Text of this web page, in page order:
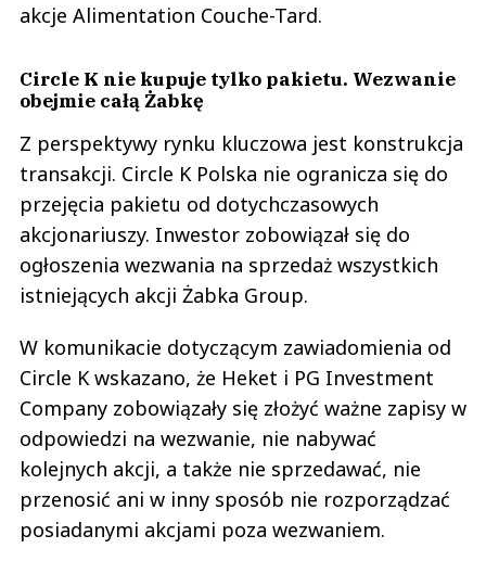
akcje Alimentation Couche-Tard.
Circle K nie kupuje tylko pakietu. Wezwanie
obejmie całą Żabkę
Z perspektywy rynku kluczowa jest konstrukcja
transakcji. Circle K Polska nie ogranicza się do
przejęcia pakietu od dotychczasowych
akcjonariuszy. Inwestor zobowiązał się do
ogłoszenia wezwania na sprzedaż wszystkich
istniejących akcji Żabka Group.
W komunikacie dotyczącym zawiadomienia od
Circle K wskazano, że Heket i PG Investment
Company zobowiązały się złożyć ważne zapisy w
odpowiedzi na wezwanie, nie nabywać
kolejnych akcji, a także nie sprzedawać, nie
przenosić ani w inny sposób nie rozporządzać
posiadanymi akcjami poza wezwaniem.